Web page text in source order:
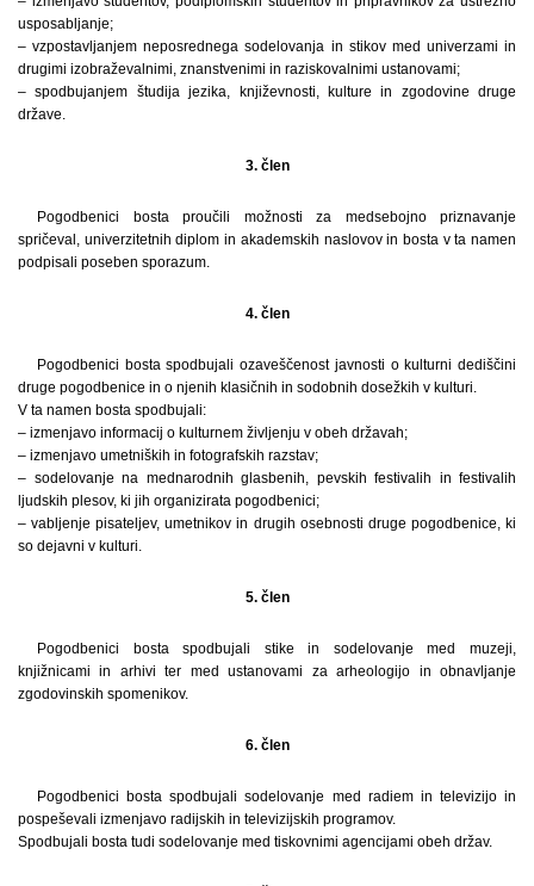
usposabljanje;
– vzpostavljanjem neposrednega sodelovanja in stikov med univerzami in
drugimi izobraževalnimi, znanstvenimi in raziskovalnimi ustanovami;
– spodbujanjem študija jezika, književnosti, kulture in zgodovine druge
države.
3. člen
Pogodbenici bosta proučili možnosti za medsebojno priznavanje
spričeval, univerzitetnih diplom in akademskih naslovov in bosta v ta namen
podpisali poseben sporazum.
4. člen
Pogodbenici bosta spodbujali ozaveščenost javnosti o kulturni dediščini
druge pogodbenice in o njenih klasičnih in sodobnih dosežkih v kulturi.
V ta namen bosta spodbujali:
– izmenjavo informacij o kulturnem življenju v obeh državah;
– izmenjavo umetniških in fotografskih razstav;
– sodelovanje na mednarodnih glasbenih, pevskih festivalih in festivalih
ljudskih plesov, ki jih organizirata pogodbenici;
– vabljenje pisateljev, umetnikov in drugih osebnosti druge pogodbenice, ki
so dejavni v kulturi.
5. člen
Pogodbenici bosta spodbujali stike in sodelovanje med muzeji,
knjižnicami in arhivi ter med ustanovami za arheologijo in obnavljanje
zgodovinskih spomenikov.
6. člen
Pogodbenici bosta spodbujali sodelovanje med radiem in televizijo in
pospeševali izmenjavo radijskih in televizijskih programov.
Spodbujali bosta tudi sodelovanje med tiskovnimi agencijami obeh držav.